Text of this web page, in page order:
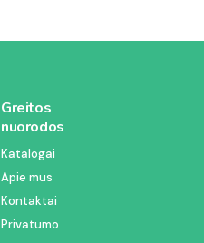
Greitos
nuorodos
Katalogai
Apie mus
Kontaktai
Privatumo